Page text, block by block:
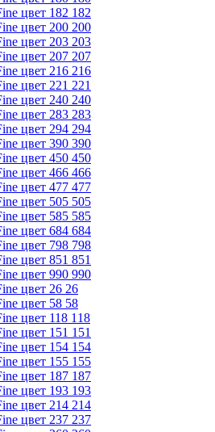
182
200
203
207
216
221
240
283
294
390
450
466
477
505
585
684
798
851
990
26
58
118
151
154
155
187
193
214
237